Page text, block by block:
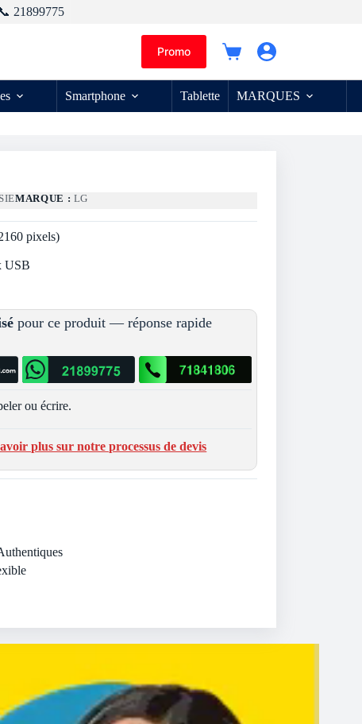
📞 21899775
Promo
Panier
Smartphone Tablette MARQUES
MARQUE : LG
pixels)
USB
pour ce produit — réponse rapide
ou écrire.
plus sur notre processus de devis